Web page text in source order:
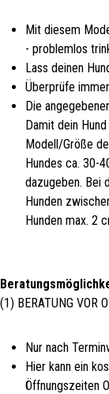
Mit diesem
- problemlos
Lass deinen
Überprüfe
Die
Damit dein
Modell/Größe
Hundes ca. 30-
dazugeben. Bei
Hunden
Hunden max. 2
(1) BERATUNG VOR
Nur nach
Hier kann ein
Öffnungszeiten